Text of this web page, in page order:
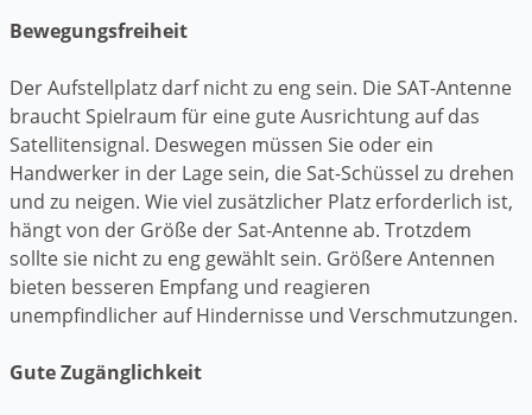
Bewegungsfreiheit
Der Aufstellplatz darf nicht zu eng sein. Die SAT-Antenne
braucht Spielraum für eine gute Ausrichtung auf das
Satellitensignal. Deswegen müssen Sie oder ein
Handwerker in der Lage sein, die Sat-Schüssel zu drehen
und zu neigen. Wie viel zusätzlicher Platz erforderlich ist,
hängt von der Größe der Sat-Antenne ab. Trotzdem
sollte sie nicht zu eng gewählt sein. Größere Antennen
bieten besseren Empfang und reagieren
unempfindlicher auf Hindernisse und Verschmutzungen.
Gute Zugänglichkeit